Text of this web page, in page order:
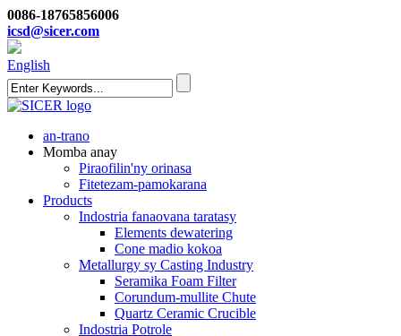
0086-18765856006
icsd@sicer.com
English
an-trano
Momba anay
Piraofilin'ny orinasa
Fitetezam-pamokarana
Products
Indostria fanaovana taratasy
Elements dewatering
Cone madio kokoa
Metallurgy sy Casting Industry
Seramika Foam Filter
Corundum-mullite Chute
Quartz Ceramic Crucible
Indostria Potrole